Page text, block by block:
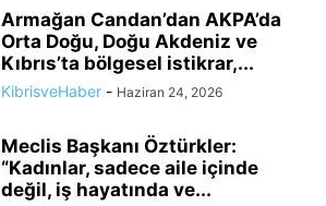
Armağan Candan’dan AKPA’da
Orta Doğu, Doğu Akdeniz ve
Kıbrıs’ta bölgesel istikrar,...
KibrisveHaber - Haziran 24, 2026
Meclis Başkanı Öztürkler:
“Kadınlar, sadece aile içinde
değil, iş hayatında ve...